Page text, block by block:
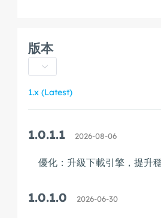
版本
1.x (Latest)
1.0.1.1 2026-08-06
優化：升級下載引擎，提升
1.0.1.0 2026-06-30